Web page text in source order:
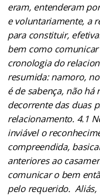
eram, entenderam
e voluntariamente, a
para constituir,
bem como
cronologia do
resumida: namoro,
é de sabença, não
decorrente das duas
relacionamento. 4.1
inviável o
compreendida,
anteriores ao
comunicar o bem
pelo requerido. Aliás,